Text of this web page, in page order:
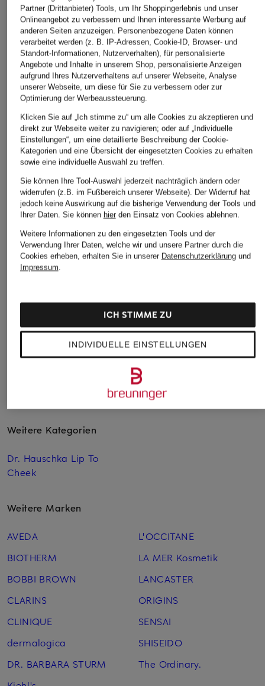
Bestpreis:
Ursprünglich:
LIEBEVOLL KURATIERTE ARTIKEL
THOO
RUBY RED
Eau de Parfum
250 €
THOO
EMPATHY
Eau de Parfum
220 €
Gritti
Eau de
195 €
Weitere Kategorien
Dr. Hauschka Lip To
Cheek
Weitere Marken
AVEDA
BIOTHERM
BOBBI BROWN
CLARINS
CLINIQUE
dermalogica
DR. BARBARA STURM
L'OCCITANE
LA MER Kosmetik
LANCASTER
ORIGINS
SENSAI
SHISEIDO
The Ordinary.
Partner (Drittanbieter) Tools, um Ihr Shoppingerlebnis und unser
Onlineangebot zu verbessern und Ihnen interessante Werbung auf
anderen Seiten anzuzeigen. Personenbezogene Daten können
verarbeitet werden (z. B. IP-Adressen, Cookie-ID, Browser- und
Standort-Informationen, Nutzerverhalten), für personalisierte
Angebote und Inhalte in unserem Shop, personalisierte Anzeigen
aufgrund Ihres Nutzerverhaltens auf unserer Webseite, Analyse
unserer Webseite, um diese für Sie zu verbessern oder zur
Optimierung der Werbeaussteuerung.
Klicken Sie auf „Ich stimme zu“ um alle Cookies zu akzeptieren und
direkt zur Webseite weiter zu navigieren; oder auf „Individuelle
Einstellungen“, um eine detaillierte Beschreibung der Cookie-
Kategorien und eine Übersicht der eingesetzten Cookies zu erhalten
sowie eine individuelle Auswahl zu treffen.
Sie können Ihre Tool-Auswahl jederzeit nachträglich ändern oder
widerrufen (z.B. im Fußbereich unserer Webseite). Der Widerruf hat
jedoch keine Auswirkung auf die bisherige Verwendung der Tools und
Ihrer Daten. Sie können hierden Einsatz von Cookies ablehnen.
Weitere Informationen zu den eingesetzten Tools und der
Verwendung Ihrer Daten, welche wir und unsere Partner durch die
Cookies erheben, erhalten Sie in unserer Datenschutzerklärungund
Impressum.
INDIVIDUELLE EINSTELLUNGEN
ICH STIMME ZU